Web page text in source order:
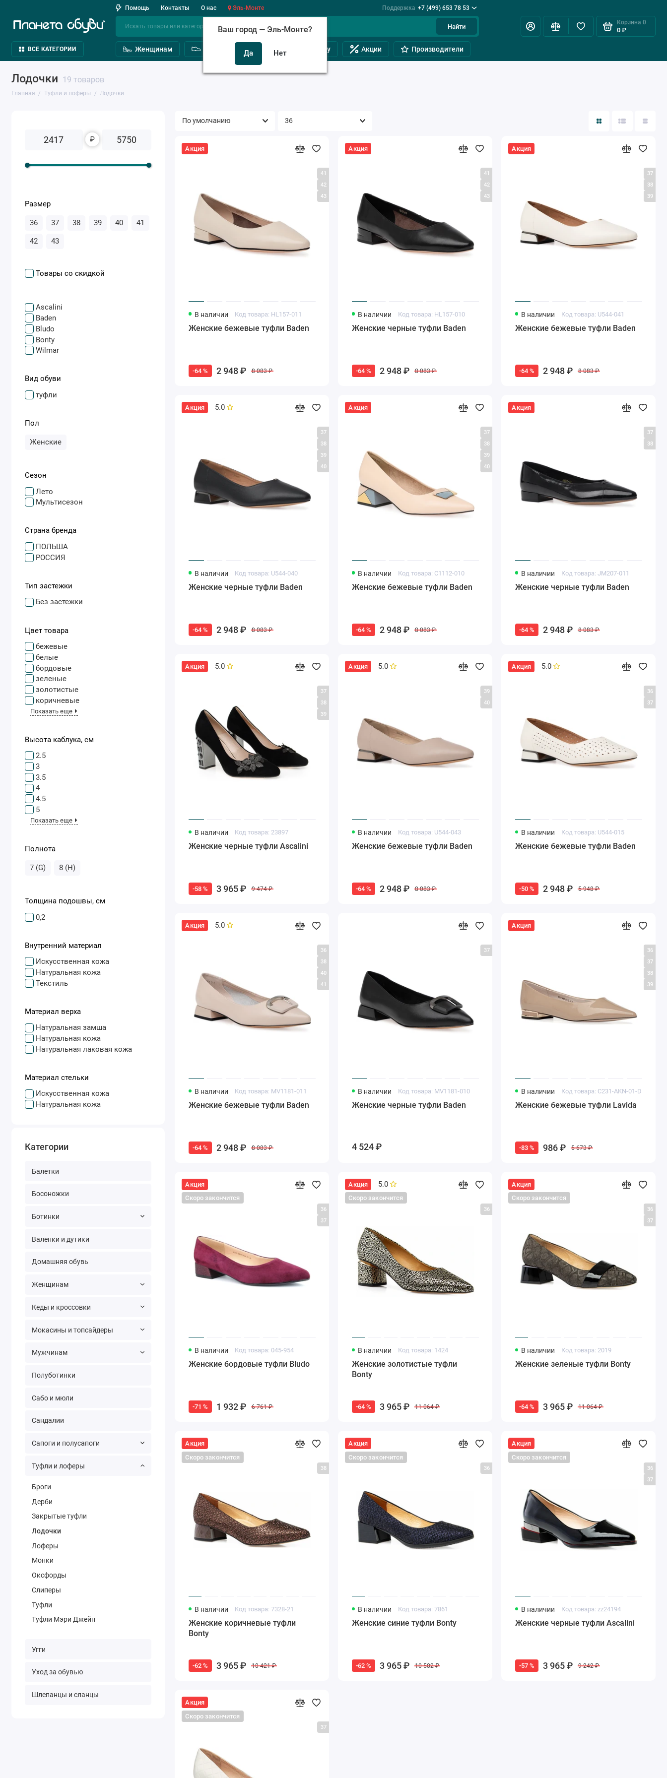
Помощь Контакты О нас Эль-Монте
Ваш город — Эль-Монте?
Поддержка +7 (499) 653 78 53
Найти
Корзина 0
0 ₽
ВСЕ КАТЕГОРИИ Женщинам Обувь на полную ногу Акции Производители
Лодочки 19 товаров
Главная Туфли и лоферы Лодочки
₽
Размер
36 37 38 39 40 41
42 43
Товары со скидкой
Ascalini
Baden
Bludo
Bonty
Wilmar
Вид обуви
туфли
Пол
Женские
Сезон
Лето
Мультисезон
Страна бренда
ПОЛЬША
РОССИЯ
Тип застежки
Без застежки
Цвет товара
бежевые
белые
бордовые
зеленые
золотистые
коричневые
Показать еще
Высота каблука, см
2.5
3
3.5
4
4.5
5
Показать еще
Полнота
7 (G) 8 (H)
Толщина подошвы, см
0,2
Внутренний материал
Искусственная кожа
Натуральная кожа
Текстиль
Материал верха
Натуральная замша
Натуральная кожа
Натуральная лаковая кожа
Материал стельки
Искусственная кожа
Натуральная кожа
Категории
Балетки
Босоножки
Ботинки
Валенки и дутики
Домашняя обувь
Женщинам
Кеды и кроссовки
Мокасины и топсайдеры
Мужчинам
Полуботинки
Сабо и мюли
Сандалии
Сапоги и полусапоги
Туфли и лоферы
Броги
Дерби
Закрытые туфли
Лодочки
Лоферы
Монки
Оксфорды
Слиперы
Туфли
Туфли Мэри Джейн
Угги
Уход за обувью
Шлепанцы и сланцы
Акция
В наличии Код товара: HL157-011
Женские бежевые туфли Baden
41
42
43
-64 % 2 948 ₽ 8 083 ₽
Акция
В наличии Код товара: HL157-010
Женские черные туфли Baden
41
42
43
-64 % 2 948 ₽ 8 083 ₽
Акция
В наличии Код товара: U544-041
Женские бежевые туфли Baden
37
38
39
-64 % 2 948 ₽ 8 083 ₽
Акция 5.0
В наличии Код товара: U544-040
Женские черные туфли Baden
37
38
39
40
-64 % 2 948 ₽ 8 083 ₽
Акция
В наличии Код товара: C1112-010
Женские бежевые туфли Baden
37
38
39
40
-64 % 2 948 ₽ 8 083 ₽
Акция
В наличии Код товара: JM207-011
Женские черные туфли Baden
37
38
-64 % 2 948 ₽ 8 083 ₽
Акция 5.0
В наличии Код товара: 23897
Женские черные туфли Ascalini
37
38
39
-58 % 3 965 ₽ 9 474 ₽
Акция 5.0
В наличии Код товара: U544-043
Женские бежевые туфли Baden
39
40
-64 % 2 948 ₽ 8 083 ₽
Акция 5.0
В наличии Код товара: U544-015
Женские бежевые туфли Baden
36
37
-50 % 2 948 ₽ 5 948 ₽
Акция 5.0
В наличии Код товара: MV1181-011
Женские бежевые туфли Baden
36
38
40
41
-64 % 2 948 ₽ 8 083 ₽
В наличии Код товара: MV1181-010
Женские черные туфли Baden
37
4 524 ₽
Акция
В наличии Код товара: C231-AKN-01-D
Женские бежевые туфли Lavida
36
37
38
39
-83 % 986 ₽ 5 673 ₽
Акция
Скоро закончится
В наличии Код товара: 045-954
Женские бордовые туфли Bludo
36
37
-71 % 1 932 ₽ 6 761 ₽
Акция
Скоро закончится
5.0
В наличии Код товара: 1424
Женские золотистые туфли
Bonty
36
-64 % 3 965 ₽ 11 064 ₽
Акция
Скоро закончится
В наличии Код товара: 2019
Женские зеленые туфли Bonty
36
37
-64 % 3 965 ₽ 11 064 ₽
Акция
Скоро закончится
В наличии Код товара: 7328-21
Женские коричневые туфли
Bonty
38
-62 % 3 965 ₽ 10 421 ₽
Акция
Скоро закончится
В наличии Код товара: 7861
Женские синие туфли Bonty
36
-62 % 3 965 ₽ 10 502 ₽
Акция
Скоро закончится
В наличии Код товара: zz24194
Женские черные туфли Ascalini
36
37
-57 % 3 965 ₽ 9 242 ₽
Акция
Скоро закончится
37